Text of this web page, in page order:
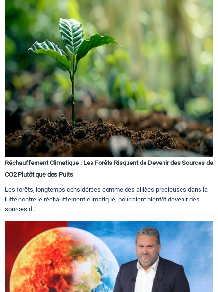
Réchauffement Climatique : Les Forêts Risquent de Devenir des Sources de
CO2 Plutôt que des Puits
Les forêts, longtemps considérées comme des alliées précieuses dans la
lutte contre le réchauffement climatique, pourraient bientôt devenir des
sources d...